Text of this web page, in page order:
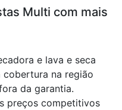
Multi com mais
e lava e seca
cobertura na região
da garantia.
preços competitivos